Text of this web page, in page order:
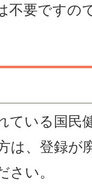
不要ですの
ている国民
は、登録が
さい。